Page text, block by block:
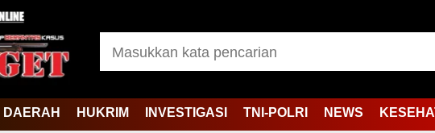
DAERAH HUKRIM INVESTIGASI TNI-POLRI NEWS